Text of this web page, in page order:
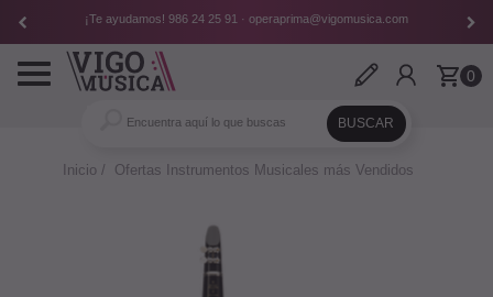
¡Te ayudamos! 986 24 25 91 · operaprima@vigomusica.com
0
Toggle
navigation
Inicio Ofertas Instrumentos Musicales más Vendidos